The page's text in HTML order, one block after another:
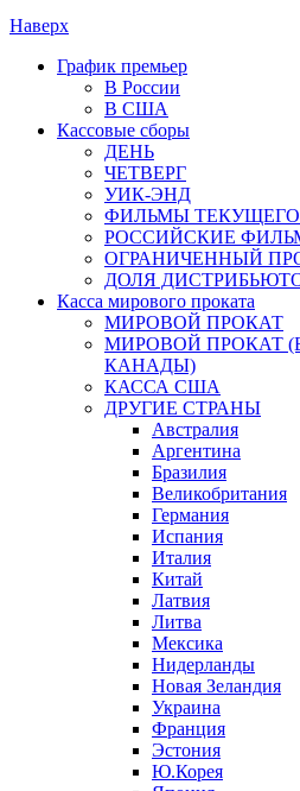
Наверх
График премьер
В России
В США
Кассовые сборы
ДЕНЬ
ЧЕТВЕРГ
УИК-ЭНД
ФИЛЬМЫ ТЕКУЩЕГО
РОССИЙСКИЕ
ОГРАНИЧЕННЫЙ
ДОЛЯ
Касса мирового проката
МИРОВОЙ ПРОКАТ
МИРОВОЙ ПРОКАТ
КАНАДЫ)
КАССА США
ДРУГИЕ СТРАНЫ
Австралия
Аргентина
Бразилия
Великобритания
Германия
Испания
Италия
Китай
Латвия
Литва
Мексика
Нидерланды
Новая Зеландия
Украина
Франция
Эстония
Ю.Корея